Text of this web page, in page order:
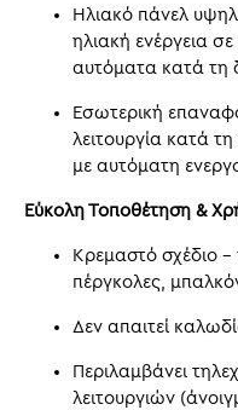
Ηλιακό πάνελ
ηλιακή ενέργεια σε
αυτόματα κατά τη
Εσωτερική
λειτουργία κατά
με αυτόματη
Εύκολη Τοποθέτηση &
Κρεμαστό σχέδιο –
πέργκολες,
Δεν απαιτεί
Περιλαμβάνει
λειτουργιών